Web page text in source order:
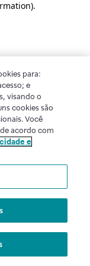
.
para:
e
visando o
cookies são
Você
acordo com
e